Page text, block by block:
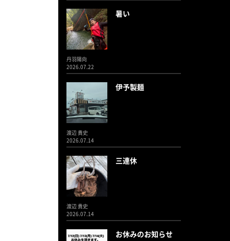
暑い
丹羽陽向
2026.07.22
伊予製麺
渡辺 貴史
2026.07.14
三連休
渡辺 貴史
2026.07.14
お休みのお知らせ